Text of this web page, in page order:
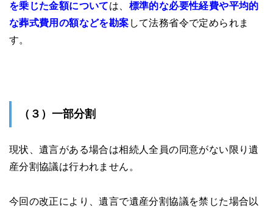
を乗じた金額については、 標準的な必要性経費や平均的
な葬式費用の額などを勘案 して法務省令で定められま
す。
（３）一部分割
現状、遺言がある場合は相続人全員の同意がない限り遺
産分割協議は行われません。
今回の改正により、遺言で遺産分割協議を禁じた場合以